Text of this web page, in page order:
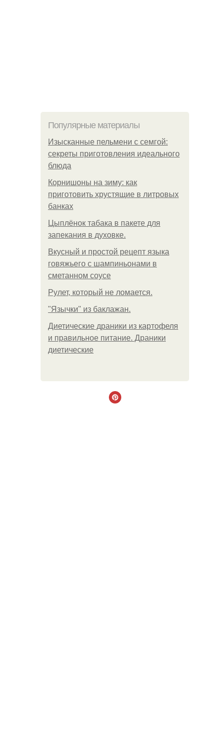
Популярные материалы
Изысканные пельмени с семгой:
секреты приготовления идеального
блюда
Корнишоны на зиму: как
приготовить хрустящие в литровых
банках
Цыплёнок табака в пакете для
запекания в духовке.
Вкусный и простой рецепт языка
говяжьего с шампиньонами в
сметанном соусе
Рулет, который не ломается.
"Язычки" из баклажан.
Диетические драники из картофеля
и правильное питание. Драники
диетические